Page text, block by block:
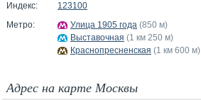
Индекс:
123100
Метро:
Улица 1905 года (850 м)
Выставочная (1 км 250 м)
Краснопресненская (1 км 600 м)
Адрес на карте Москвы